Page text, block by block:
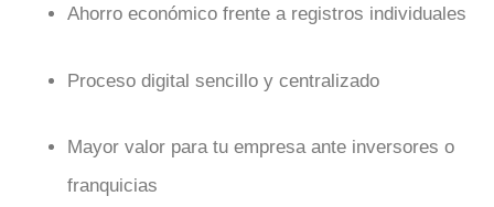
Ahorro económico frente a registros individuales
Proceso digital sencillo y centralizado
Mayor valor para tu empresa ante inversores o
franquicias